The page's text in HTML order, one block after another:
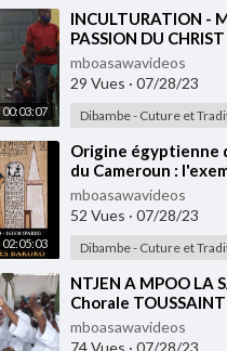
00:03:07
⁣INCULTURATION -
PASSION DU
EN LANGUE BAKOKO
mboasawavideos
29 Vues · 07/28/23
Dibambe - Cuture et
02:05:03
⁣Origine égyptienne
du Cameroun :
Bakoko
mboasawavideos
52 Vues · 07/28/23
Dibambe - Cuture et
⁣NTJEN A MPOO LA
Chorale
MA LANGUE
mboasawavideos